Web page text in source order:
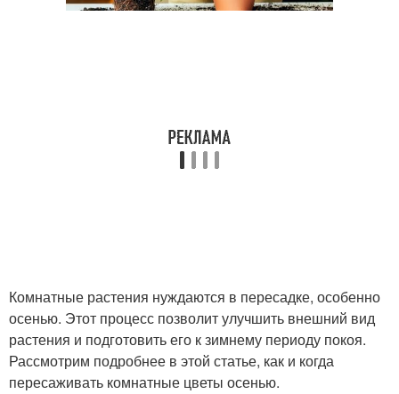
Комнатные растения нуждаются в пересадке, особенно
осенью. Этот процесс позволит улучшить внешний вид
растения и подготовить его к зимнему периоду покоя.
Рассмотрим подробнее в этой статье, как и когда
пересаживать комнатные цветы осенью.